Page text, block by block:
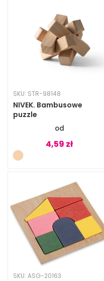
SKU: STR-98148
NIVEK. Bambusowe
puzzle
4,59 zł
SKU: ASG-20163